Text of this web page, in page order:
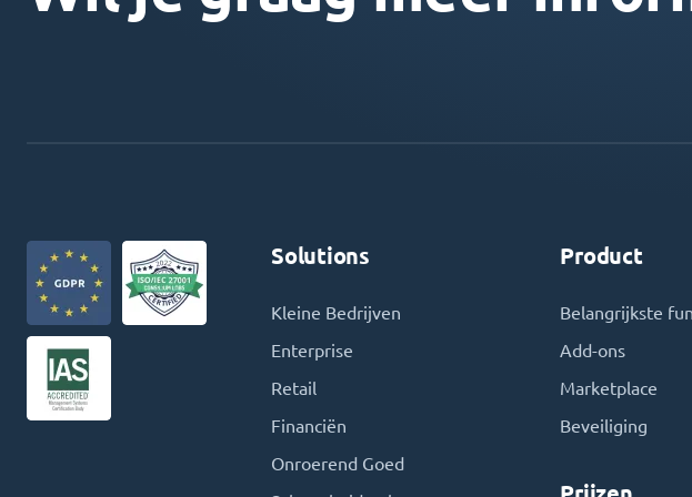
Solutions
Kleine Bedrijven
Enterprise
Retail
Financiën
Onroerend Goed
Product
Belangrijkste
Add-ons
Marketplace
Beveiliging